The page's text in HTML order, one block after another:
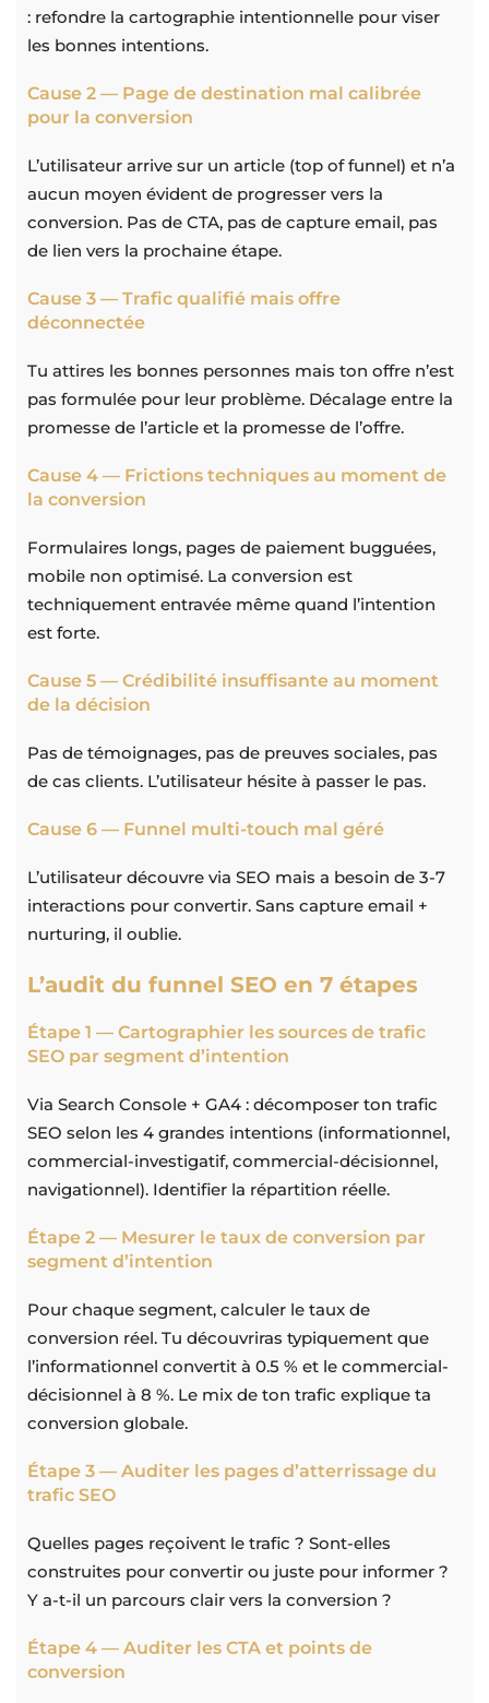
: refondre la cartographie intentionnelle pour viser
les bonnes intentions.
Cause 2 — Page de destination mal calibrée
pour la conversion
L’utilisateur arrive sur un article (top of funnel) et n’a
aucun moyen évident de progresser vers la
conversion. Pas de CTA, pas de capture email, pas
de lien vers la prochaine étape.
Cause 3 — Trafic qualifié mais offre
déconnectée
Tu attires les bonnes personnes mais ton offre n’est
pas formulée pour leur problème. Décalage entre la
promesse de l’article et la promesse de l’offre.
Cause 4 — Frictions techniques au moment de
la conversion
Formulaires longs, pages de paiement bugguées,
mobile non optimisé. La conversion est
techniquement entravée même quand l’intention
est forte.
Cause 5 — Crédibilité insuffisante au moment
de la décision
Pas de témoignages, pas de preuves sociales, pas
de cas clients. L’utilisateur hésite à passer le pas.
Cause 6 — Funnel multi-touch mal géré
L’utilisateur découvre via SEO mais a besoin de 3-7
interactions pour convertir. Sans capture email +
nurturing, il oublie.
L’audit du funnel SEO en 7 étapes
Étape 1 — Cartographier les sources de trafic
SEO par segment d’intention
Via Search Console + GA4 : décomposer ton trafic
SEO selon les 4 grandes intentions (informationnel,
commercial-investigatif, commercial-décisionnel,
navigationnel). Identifier la répartition réelle.
Étape 2 — Mesurer le taux de conversion par
segment d’intention
Pour chaque segment, calculer le taux de
conversion réel. Tu découvriras typiquement que
l’informationnel convertit à 0.5 % et le commercial-
décisionnel à 8 %. Le mix de ton trafic explique ta
conversion globale.
Étape 3 — Auditer les pages d’atterrissage du
trafic SEO
Quelles pages reçoivent le trafic ? Sont-elles
construites pour convertir ou juste pour informer ?
Y a-t-il un parcours clair vers la conversion ?
Étape 4 — Auditer les CTA et points de
conversion